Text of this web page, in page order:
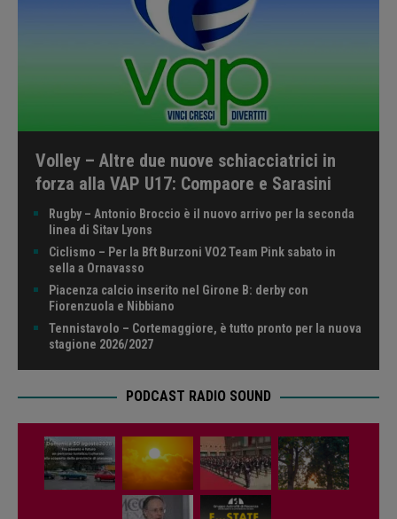
Volley – Altre due nuove schiacciatrici in
forza alla VAP U17: Compaore e Sarasini
Rugby – Antonio Broccio è il nuovo arrivo per la seconda
linea di Sitav Lyons
Ciclismo – Per la Bft Burzoni VO2 Team Pink sabato in
sella a Ornavasso
Piacenza calcio inserito nel Girone B: derby con
Fiorenzuola e Nibbiano
Tennistavolo – Cortemaggiore, è tutto pronto per la nuova
stagione 2026/2027
PODCAST RADIO SOUND